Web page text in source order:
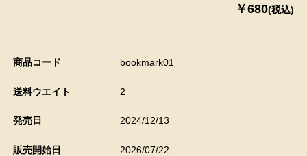
￥680(税込)
商品コード bookmark01
送料ウエイト 2
発売日 2024/12/13
販売開始日 2026/07/22